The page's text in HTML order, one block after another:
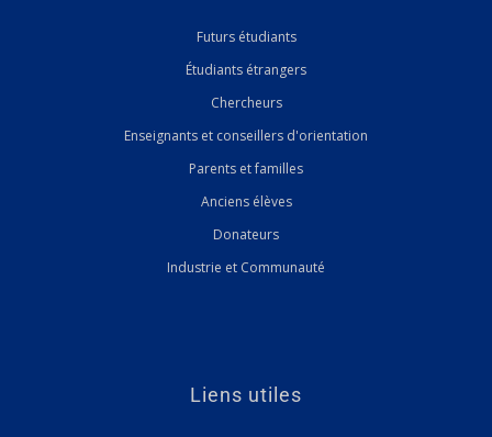
Futurs étudiants
Étudiants étrangers
Chercheurs
Enseignants et conseillers d'orientation
Parents et familles
Anciens élèves
Donateurs
Industrie et Communauté
Liens utiles